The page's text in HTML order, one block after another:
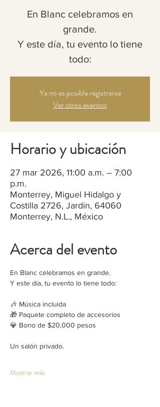
En Blanc celebramos en
grande.
Y este día, tu evento lo tiene
todo:
Ya no es posible registrarse
Ver otros eventos
Horario y ubicación
27 mar 2026, 11:00 a.m. – 7:00
p.m.
Monterrey, Miguel Hidalgo y
Costilla 2726, Jardín, 64060
Monterrey, N.L., México
Acerca del evento
En Blanc celebramos en grande.
Y este día, tu evento lo tiene todo:
🎶 Música incluida
🎁 Paquete completo de accesorios
💎 Bono de $20,000 pesos
Un salón privado.
Mostrar más